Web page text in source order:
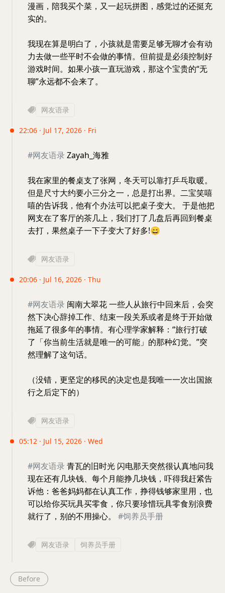
漫画，陪我买个菜，又一起玩拼图，感觉过的还挺充
实的。
我现在算是明白了，小孩就是需要足够无聊才会有动
力去做一些平时不会做的事情。但前提是必须控制好
游戏时间。如果小孩一直玩游戏，那这个宝贵的“无
聊”永远都不会来了。
网友语录
22:06 · Jul 17, 2026 · Fri
#网友语录 Zayah_海雅
我在家里的餐桌支了张网，冬天可以靠打乒乓取暖。
但是尺寸大约要小三分之一，总是打出界。二宝笑嘻
嘻的告诉我，他有个办法可以把桌子变大。 于是他把
网支在了客厅的茶几上，我们打了几盘后再回到餐桌
去打，果然桌子一下子变大了好多!😄
网友语录
20:06 · Jul 16, 2026 · Thu
#网友语录 闽南大翠花 一些人从旅行中回来后，会突
然下决心辞掉工作、结束一段关系或者是终于开始做
拖延了很多年的事情。有心理学家解释：“旅行打破
了「你当前生活就是唯一的可能」的那种幻觉。”突
然理解了这句话。
（没错，更坚定的移民的决定也是我唯一一次出国旅
行之后定下的）
网友语录
05:12 · Jul 15, 2026 · Wed
#网友语录 青瓦的旧时光 闪电那天突然很认真地问我
现在还有几块钱、每个月能挣几块钱，吓得我赶紧告
诉他：爸爸妈妈都在认真工作，挣得钱够家里用，也
可以给你买玩具买零食，你只要珍惜玩具零食别浪费
就行了，别的不用操心。 #饲养员手册
网友语录 饲养员手册
Before